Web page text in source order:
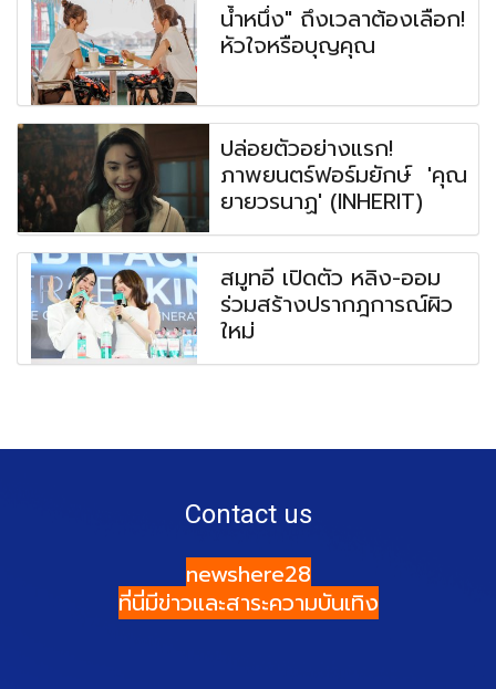
น้ำหนึ่ง" ถึงเวลาต้องเลือก!
หัวใจหรือบุญคุณ
ปล่อยตัวอย่างแรก!
ภาพยนตร์ฟอร์มยักษ์ 'คุณ
ยายวรนาฏ' (INHERIT)
สมูทอี เปิดตัว หลิง-ออม
ร่วมสร้างปรากฎการณ์ผิว
ใหม่
Contact us
newshere28
ที่นี่มีข่าวและสาระความบันเทิง